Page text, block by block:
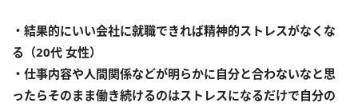
・結果的にいい会社に就職できれば精神的ストレスがなくな
る（20代 女性）
・仕事内容や人間関係などが明らかに自分と合わないなと思
ったらそのまま働き続けるのはストレスになるだけで自分の